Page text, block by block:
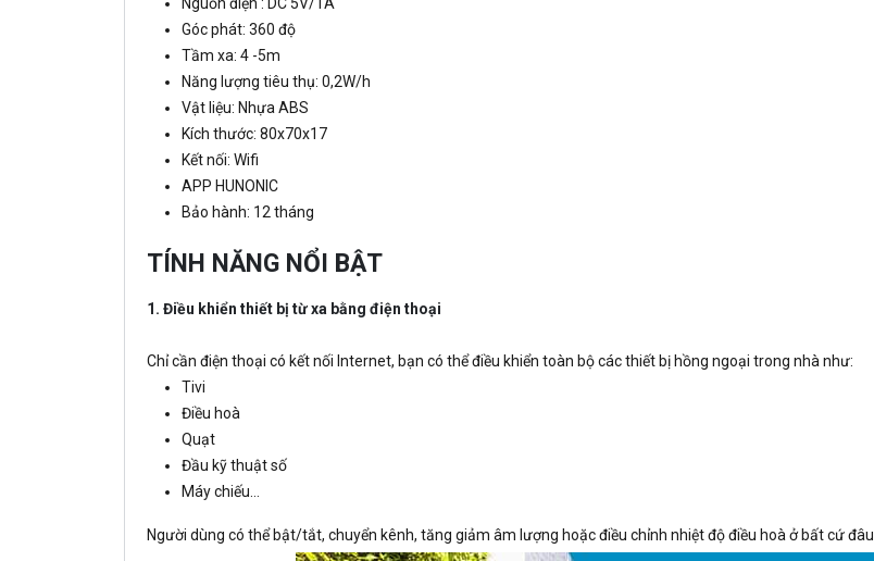
Góc phát: 360 độ
Tầm xa: 4 -5m
Năng lượng tiêu thụ: 0,2W/h
Vật liệu: Nhựa ABS
Kích thước: 80x70x17
Kết nối: Wifi
APP HUNONIC
Bảo hành: 12 tháng
TÍNH NĂNG NỔI BẬT
1. Điều khiển thiết bị từ xa bằng điện thoại
Chỉ cần điện thoại có kết nối Internet, bạn có thể điều khiển toàn bộ các thiết bị hồng ngoại trong nhà như:
Tivi
Điều hoà
Quạt
Đầu kỹ thuật số
Máy chiếu…
Người dùng có thể bật/tắt, chuyển kênh, tăng giảm âm lượng hoặc điều chỉnh nhiệt độ điều hoà ở bất cứ đâu.